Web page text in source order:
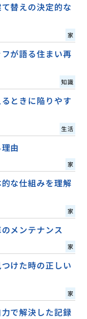
替えの決定的な
家
が語る住まい再
知識
ときに陥りやす
生活
由
家
な仕組みを理解
家
メンテナンス
家
けた時の正しい
家
で解決した記録